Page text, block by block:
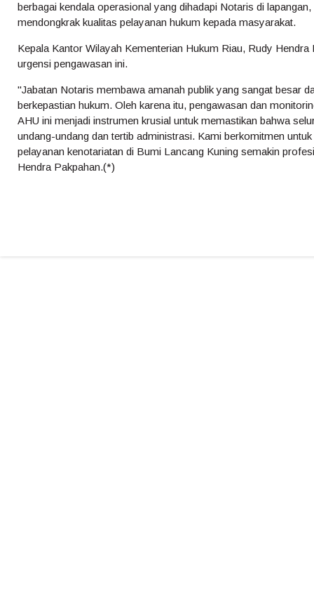
berbagai kendala operasional yang dihadapi Notaris di
mendongkrak kualitas pelayanan hukum kepada masyarakat.
Kepala Kantor Wilayah Kementerian Hukum Riau, Rudy
urgensi pengawasan ini.
"Jabatan Notaris membawa amanah publik yang sangat besar
berkepastian hukum. Oleh karena itu, pengawasan dan
AHU ini menjadi instrumen krusial untuk memastikan bahwa
undang-undang dan tertib administrasi. Kami berkomitmen
pelayanan kenotariatan di Bumi Lancang Kuning semakin
Hendra Pakpahan.(*)